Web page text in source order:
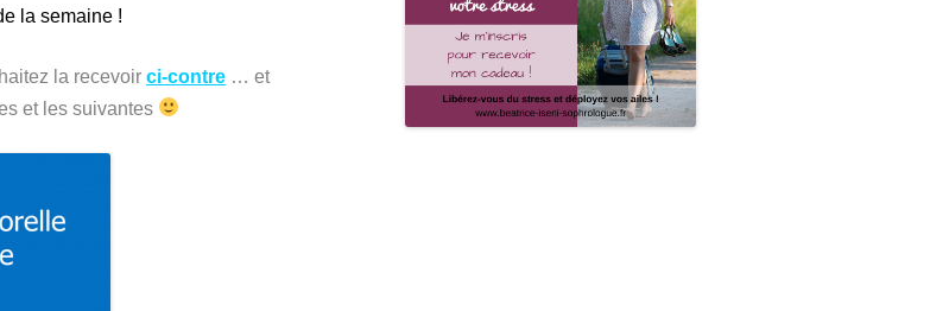
la semaine !
la recevoir ci-contre … et
et les suivantes